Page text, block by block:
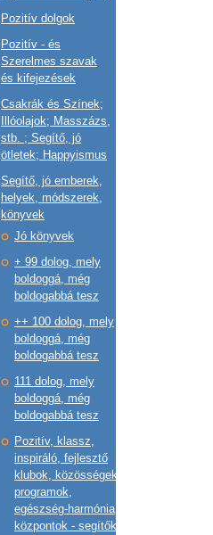
Pozitív dolgok
Pozitív - és
Szerelmes szavak
és kifejezések
Csakrák és Színek;
Illóolajok; Masszázs,
stb. ; Segítő, jó
ötletek; Happyismus
Segítő, jó emberek,
helyek, módszerek,
könyvek
Jó könyvek
+ 99 dolog, mely
boldoggá, még
boldogabbá tesz
++ 100 dolog, mely
boldoggá, még
boldogabbá tesz
111 dolog, mely
boldoggá, még
boldogabbá tesz
Pozitív, klassz,
inspiráló, fejlesztő
klubok, közösségek,
programok,
egészség-harmónia
központok - segítők